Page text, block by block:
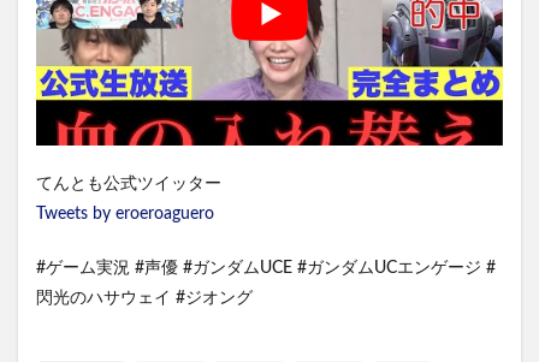
てんとも公式ツイッター
Tweets by eroeroaguero
#ゲーム実況 #声優 #ガンダムUCE #ガンダムUCエンゲージ #
閃光のハサウェイ #ジオング